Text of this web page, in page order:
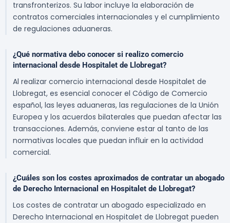
transfronterizos. Su labor incluye la elaboración de
contratos comerciales internacionales y el cumplimiento
de regulaciones aduaneras.
¿Qué normativa debo conocer si realizo comercio
internacional desde Hospitalet de Llobregat?
Al realizar comercio internacional desde Hospitalet de
Llobregat, es esencial conocer el Código de Comercio
español, las leyes aduaneras, las regulaciones de la Unión
Europea y los acuerdos bilaterales que puedan afectar las
transacciones. Además, conviene estar al tanto de las
normativas locales que puedan influir en la actividad
comercial.
¿Cuáles son los costes aproximados de contratar un abogado
de Derecho Internacional en Hospitalet de Llobregat?
Los costes de contratar un abogado especializado en
Derecho Internacional en Hospitalet de Llobregat pueden